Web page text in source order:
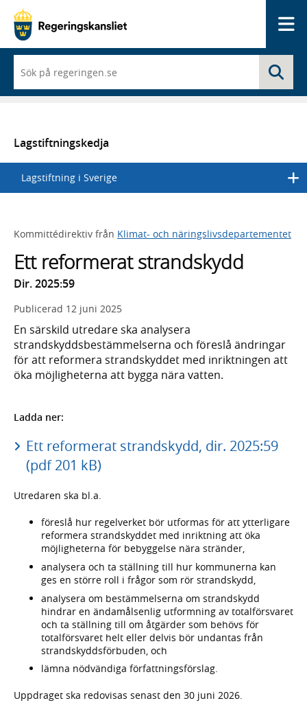
du
börjar
skriva
en
lista
med
sökförslag
Lagstiftningskedja
Lagstiftning i Sverige
Kommittédirektiv från Klimat- och näringslivsdepartementet
Ett reformerat strandskydd
Dir. 2025:59
Publicerad 12 juni 2025
En särskild utredare ska analysera
strandskyddsbestämmelserna och föreslå ändringar
för att reformera strandskyddet med inriktningen att
öka möjligheterna att bygga nära vatten.
Ladda ner:
Ett reformerat strandskydd, dir. 2025:59
(pdf 201 kB)
Utredaren ska bl.a.
föreslå hur regelverket bör utformas för att ytterligare
reformera strandskyddet med inriktning att öka
möjligheterna för bebyggelse nära stränder,
analysera och ta ställning till hur kommunerna kan
ges en större roll i frågor som rör strandskydd,
analysera om bestämmelserna om strandskydd
hindrar en ändamålsenlig utformning av totalförsvaret
och ta ställning till om åtgärder som behövs för
totalförsvaret helt eller delvis bör undantas från
strandskyddsförbuden, och
lämna nödvändiga författningsförslag.
Uppdraget ska redovisas senast den 30 juni 2026.